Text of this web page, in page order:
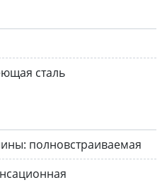
сталь
полновстраиваемая